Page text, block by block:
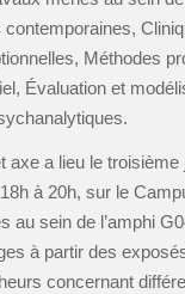
Méthodes
Évaluation et
axe a lieu le troisième
à 20h, sur le
au sein de l’amphi
à partir des
concernant